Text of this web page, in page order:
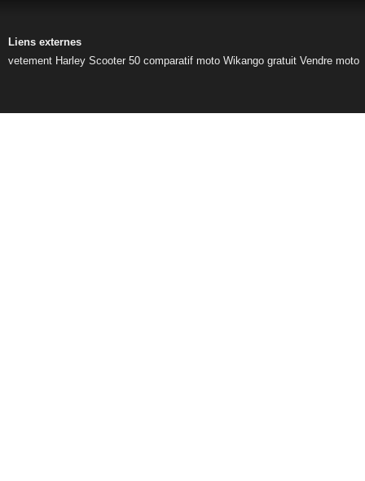
Liens externes
vetement Harley Scooter 50 comparatif moto Wikango gratuit Vendre moto